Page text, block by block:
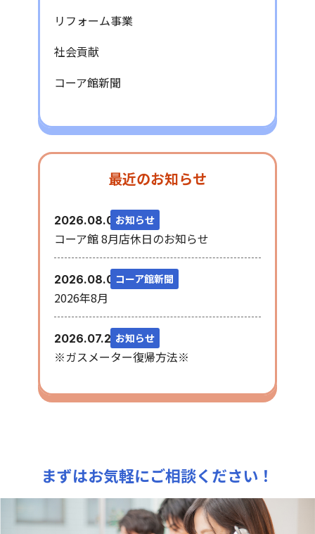
リフォーム事業
社会貢献
コーア館新聞
最近のお知らせ
2026.08.06お知らせ
コーア館 8月店休日のお知らせ
2026.08.03コーア館新聞
2026年8月
2026.07.28お知らせ
※ガスメーター復帰方法※
まずはお気軽にご相談ください！